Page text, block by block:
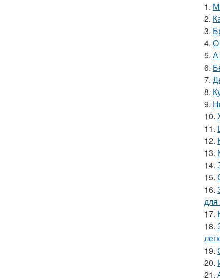
1.
2.
3.
4.
5.
6.
7.
8.
9.
10.
11.
12.
13.
14.
15.
16.
17.
18.
19.
20.
21.